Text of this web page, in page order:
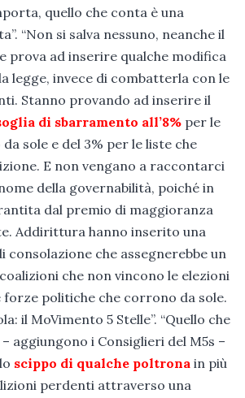
quello che conta è una
“Non si salva nessuno, neanche il
prova ad inserire qualche modifica
legge, invece di combatterla con le
Stanno provando ad inserire il
di sbarramento all’8% per le
sole e del 3% per le liste che
E non vengano a raccontarci
della governabilità, poiché in
dal premio di maggioranza
Addirittura hanno inserito una
consolazione che assegnerebbe un
che non vincono le elezioni
politiche che corrono da sole.
il MoVimento 5 Stelle”. “Quello che
aggiungono i Consiglieri del M5s –
scippo di qualche poltrona in più
perdenti attraverso una